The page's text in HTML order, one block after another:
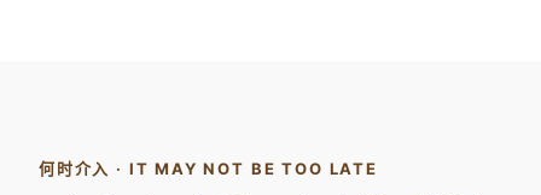
何时介入 · IT MAY NOT BE TOO LATE